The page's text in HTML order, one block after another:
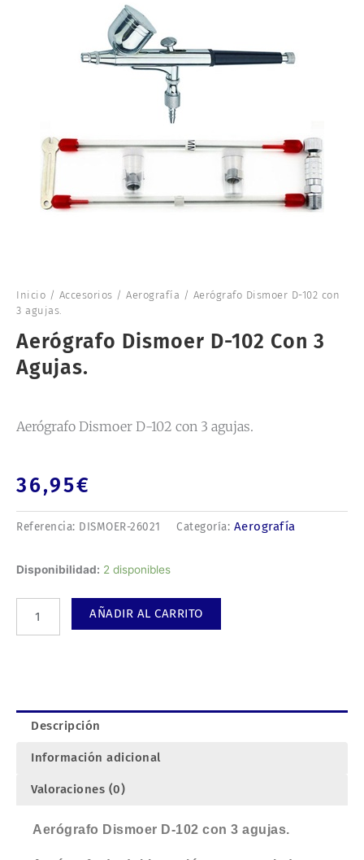
Inicio / Accesorios / Aerografía / Aerógrafo Dismoer D-102 con
3 agujas.
Aerógrafo Dismoer D-102 Con 3
Agujas.
Aerógrafo Dismoer D-102 con 3 agujas.
36,95€
Referencia: DISMOER-26021 Categoría: Aerografía
Disponibilidad: 2 disponibles
Aerógrafo
AÑADIR AL CARRITO
Descripción
Información adicional
Valoraciones (0)
Aerógrafo Dismoer D-102 con 3 agujas.